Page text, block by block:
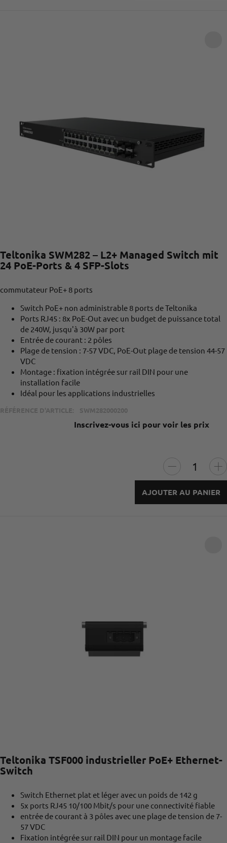
Teltonika SWM282 – L2+ Managed Switch mit
24 PoE-Ports & 4 SFP-Slots
commutateur PoE+ 8 ports
Switch PoE+ non administrable 8 ports de Teltonika
Ports RJ45 : 8x PoE-Out avec un budget de puissance total
de 240W, jusqu'à 30W par port
Entrée de courant : 2 pôles
Plage de tension : 7-57 VDC, PoE-Out plage de tension 44-57
VDC
Montage : fixation intégrée sur rail DIN pour une
installation facile
Idéal pour les applications industrielles
RÉFÉRENCE D'ARTICLE: SWM282000200
Inscrivez-vous ici pour voir les prix
AJOUTER AU PANIER
Teltonika TSF000 industrieller PoE+ Ethernet-
Switch
Switch Ethernet plat et léger avec un poids de 142 g
5x ports RJ45 10/100 Mbit/s pour une connectivité fiable
entrée de courant à 3 pôles avec une plage de tension de 7-
57 VDC
Fixation intégrée sur rail DIN pour un montage facile